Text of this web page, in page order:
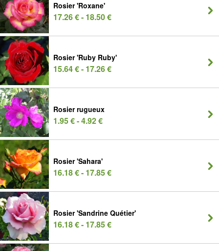
Rosier 'Roxane'
17.26 € - 18.50 €
Rosier 'Ruby Ruby'
15.64 € - 17.26 €
Rosier rugueux
1.95 € - 4.92 €
Rosier 'Sahara'
16.18 € - 17.85 €
Rosier 'Sandrine Quétier'
16.18 € - 17.85 €